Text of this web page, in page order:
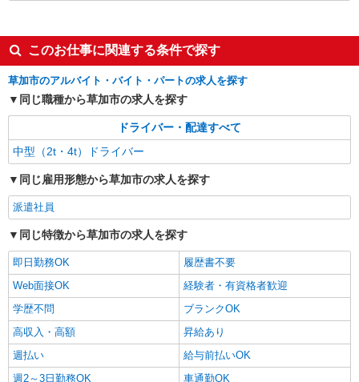
このお仕事に関連する条件で探す
草加市のアルバイト・バイト・パートの求人を探す
同じ職種から草加市の求人を探す
ドライバー・配達すべて
中型（2t・4t）ドライバー
同じ雇用形態から草加市の求人を探す
派遣社員
同じ特徴から草加市の求人を探す
即日勤務OK
履歴書不要
Web面接OK
経験者・有資格者歓迎
学歴不問
ブランクOK
高収入・高額
昇給あり
週払い
給与前払いOK
週2～3日勤務OK
車通勤OK